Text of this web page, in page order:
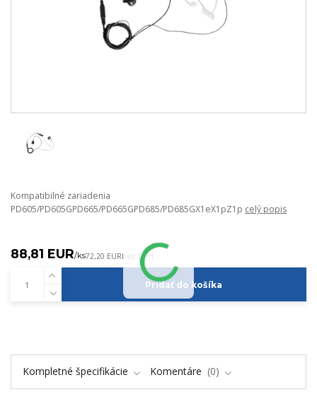
Kompatibilné zariadenia
PD605/PD605GPD665/PD665GPD685/PD685GX1eX1pZ1p celý popis
88,81 EUR/ks72,20 EURbez DPH
Pridať do košíka
Kompletné špecifikácie Komentáre 0